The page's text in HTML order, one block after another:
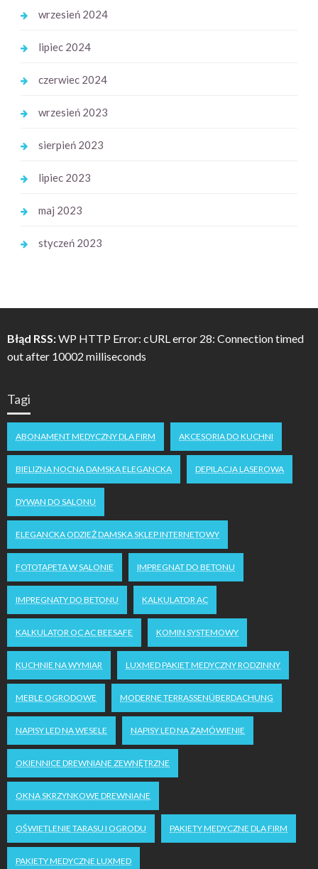
wrzesień 2024
lipiec 2024
czerwiec 2024
wrzesień 2023
sierpień 2023
lipiec 2023
maj 2023
styczeń 2023
Błąd RSS:WP HTTP Error: cURL error 28: Connection timed
out after 10002 milliseconds
Tagi
ABONAMENT MEDYCZNY DLA FIRM AKCESORIA DO KUCHNI
BIELIZNA NOCNA DAMSKA ELEGANCKA DEPILACJA LASEROWA
DYWAN DO SALONU
ELEGANCKA ODZIEŻ DAMSKA SKLEP INTERNETOWY
FOTOTAPETA W SALONIE IMPREGNAT DO BETONU
IMPREGNATY DO BETONU KALKULATOR AC
KALKULATOR OC AC BEESAFE KOMIN SYSTEMOWY
KUCHNIE NA WYMIAR LUXMED PAKIET MEDYCZNY RODZINNY
MEBLE OGRODOWE MODERNE TERRASSENÜBERDACHUNG
NAPISY LED NA WESELE NAPISY LED NA ZAMÓWIENIE
OKIENNICE DREWNIANE ZEWNĘTRZNE
OKNA SKRZYNKOWE DREWNIANE
OŚWIETLENIE TARASU I OGRODU PAKIETY MEDYCZNE DLA FIRM
PAKIETY MEDYCZNE LUXMED